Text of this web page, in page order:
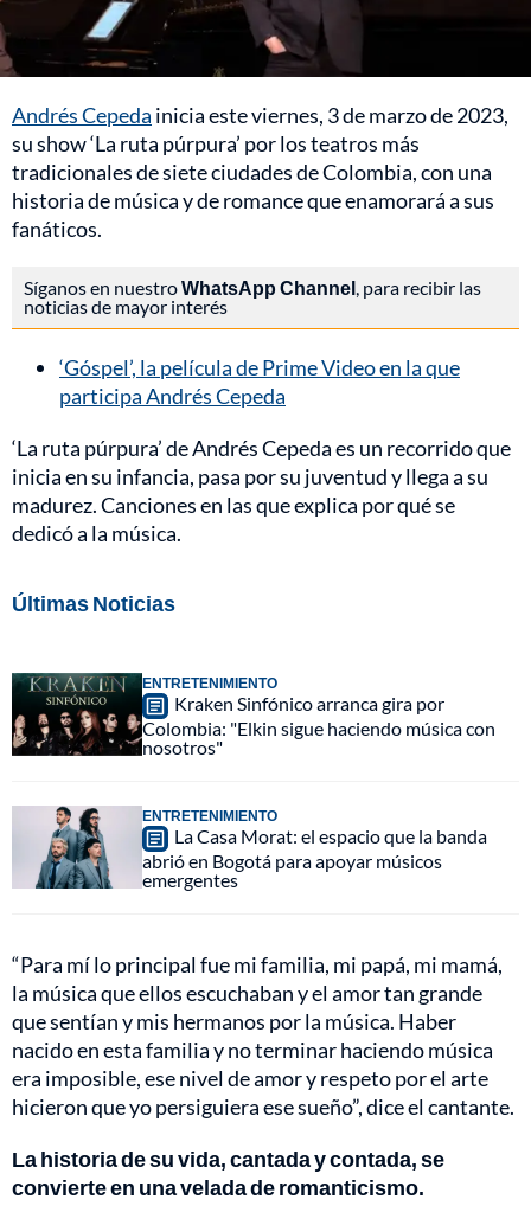
Andrés Cepeda inicia este viernes, 3 de marzo de 2023,
su show ‘La ruta púrpura’ por los teatros más
tradicionales de siete ciudades de Colombia, con una
historia de música y de romance que enamorará a sus
fanáticos.
Síganos en nuestroWhatsApp Channel, para recibir las
noticias de mayor interés
‘Góspel’, la película de Prime Video en la que
participa Andrés Cepeda
‘La ruta púrpura’ de Andrés Cepeda es un recorrido que
inicia en su infancia, pasa por su juventud y llega a su
madurez. Canciones en las que explica por qué se
dedicó a la música.
Últimas Noticias
ENTRETENIMIENTO
Kraken Sinfónico arranca gira por
Colombia: "Elkin sigue haciendo música con
nosotros"
ENTRETENIMIENTO
La Casa Morat: el espacio que la banda
abrió en Bogotá para apoyar músicos
emergentes
“Para mí lo principal fue mi familia, mi papá, mi mamá,
la música que ellos escuchaban y el amor tan grande
que sentían y mis hermanos por la música. Haber
nacido en esta familia y no terminar haciendo música
era imposible, ese nivel de amor y respeto por el arte
hicieron que yo persiguiera ese sueño”, dice el cantante.
La historia de su vida, cantada y contada, se
convierte en una velada de romanticismo.